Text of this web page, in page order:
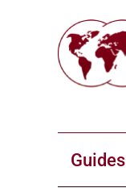
Guides